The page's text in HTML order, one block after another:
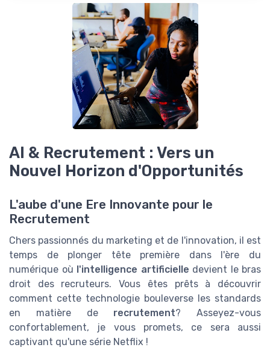
AI & Recrutement : Vers un
Nouvel Horizon d'Opportunités
L'aube d'une Ere Innovante pour le
Recrutement
Chers passionnés du marketing et de l'innovation, il est
temps de plonger tête première dans l'ère du
numérique où l'intelligence artificielle devient le bras
droit des recruteurs. Vous êtes prêts à découvrir
comment cette technologie bouleverse les standards
en matière de recrutement? Asseyez-vous
confortablement, je vous promets, ce sera aussi
captivant qu'une série Netflix !